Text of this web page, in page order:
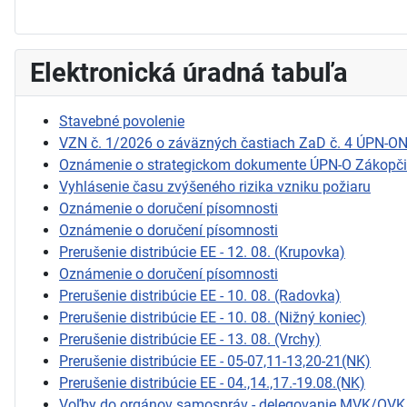
Elektronická úradná tabuľa
Stavebné povolenie
VZN č. 1/2026 o záväzných častiach ZaD č. 4 ÚPN-ON
Oznámenie o strategickom dokumente ÚPN-O
Vyhlásenie času zvýšeného rizika vzniku požiaru
Oznámenie o doručení písomnosti
Oznámenie o doručení písomnosti
Prerušenie distribúcie EE - 12. 08. (Krupovka)
Oznámenie o doručení písomnosti
Prerušenie distribúcie EE - 10. 08. (Radovka)
Prerušenie distribúcie EE - 10. 08. (Nižný koniec)
Prerušenie distribúcie EE - 13. 08. (Vrchy)
Prerušenie distribúcie EE - 05-07,11-13,20-21(NK)
Prerušenie distribúcie EE - 04.,14.,17.-19.08.(NK)